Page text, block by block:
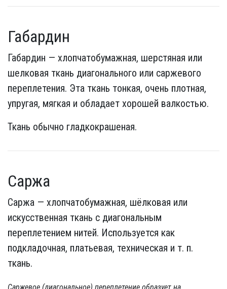
Габардин
Габардин — хлопчатобумажная, шерстяная или
шелковая ткань диагонального или саржевого
переплетения. Эта ткань тонкая, очень плотная,
упругая, мягкая и обладает хорошей валкостью.
Ткань обычно гладкокрашеная.
Саржа
Саржа — хлопчатобумажная, шёлковая или
искусственная ткань с диагональным
переплетением нитей. Используется как
подкладочная, платьевая, техническая и т. п.
ткань.